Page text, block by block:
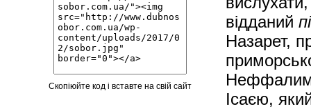
Скопіюйте код і вставте на свій сайт
відданий
Назарет,
Ісаєю,